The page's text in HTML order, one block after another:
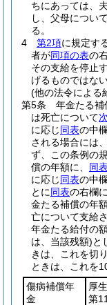
ちにあっては、
し、父母につい
る。
4
第2項に規定す
者が同項の表の
その支給を停止す
げるものではない
(他の法令による
第5条
年金たる補
は死亡について
に応じ同表の中
される場合には
ず、この条例の
償の年額に、 同
に応じ同表の中
とに同表の右欄
金たる補償の年
亡について支給
年金たる給付の
は、当該残額)と
きは、これを切
ときは、これを
傷病補償年
金
厚
第